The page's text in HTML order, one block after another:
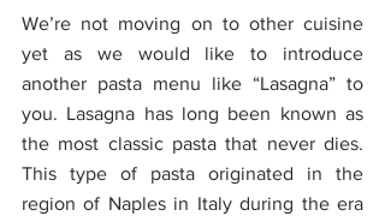
We’re not moving on to other cuisine
yet as we would like to introduce
another pasta menu like “Lasagna” to
you. Lasagna has long been known as
the most classic pasta that never dies.
This type of pasta originated in the
region of Naples in Italy during the era